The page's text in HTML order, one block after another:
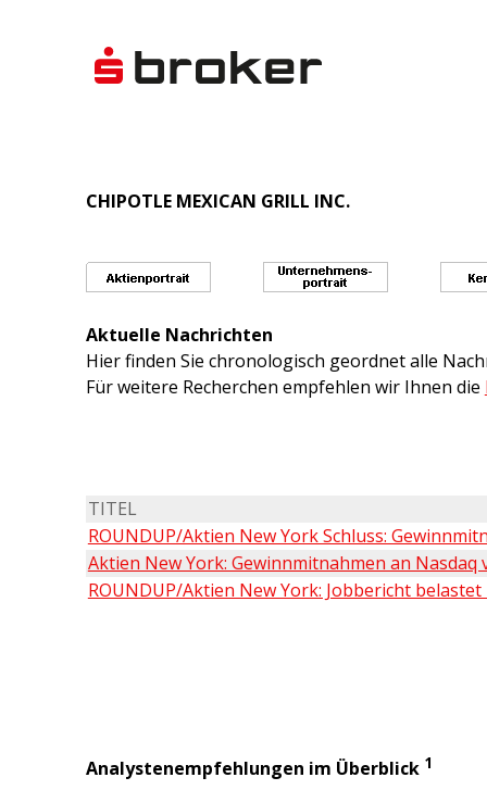
CHIPOTLE MEXICAN GRILL INC.
Aktuelle Nachrichten
Hier finden Sie chronologisch geordnet alle
Für weitere Recherchen empfehlen wir Ihnen die
TITEL
ROUNDUP/Aktien New York Schluss:
Aktien New York: Gewinnmitnahmen an Nasdaq
ROUNDUP/Aktien New York: Jobbericht belastet
Analystenempfehlungen im Überblick 1